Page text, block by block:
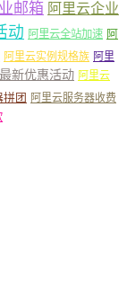
邮箱 阿里云企业
动 阿里云全站加速 阿
阿里云实例规格族 阿里
新优惠活动 阿里云
拼团 阿里云服务器收费